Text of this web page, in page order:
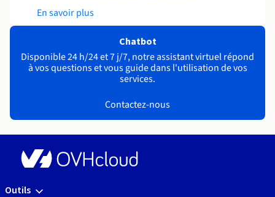
En savoir plus
Chatbot
Disponible 24 h/24 et 7 j/7, notre assistant virtuel répond
à vos questions et vous guide dans l'utilisation de vos
services.
Contactez-nous
Outils